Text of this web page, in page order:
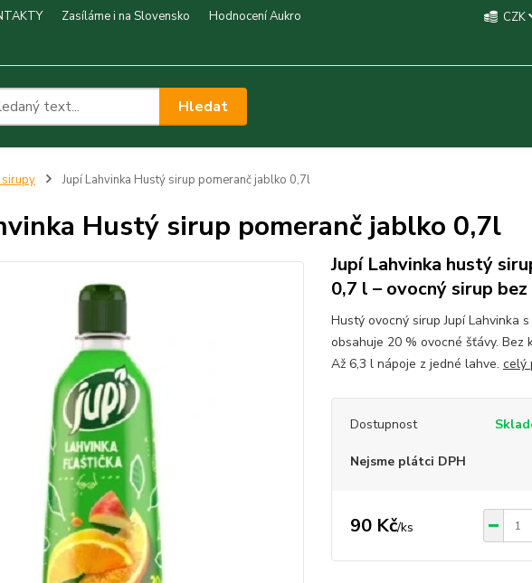
Zasíláme i na Slovensko
Hodnocení Aukro
CZK
Hledat
Jupí Lahvinka Hustý sirup pomeranč jablko 0,7l
Hustý sirup pomeranč jablko 0,7l
Jupí Lahvinka hustý
0,7 l – ovocný sirup
Hustý ovocný sirup Jupí Lahvinka
obsahuje 20 % ovocné šťávy. Bez
Až 6,3 l nápoje z jedné lahve. celý
Dostupnost
Nejsme plátci DPH
90 Kč/ks